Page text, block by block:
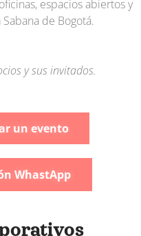
espacios abiertos y
de Bogotá.
y sus invitados.
un evento
WhastApp